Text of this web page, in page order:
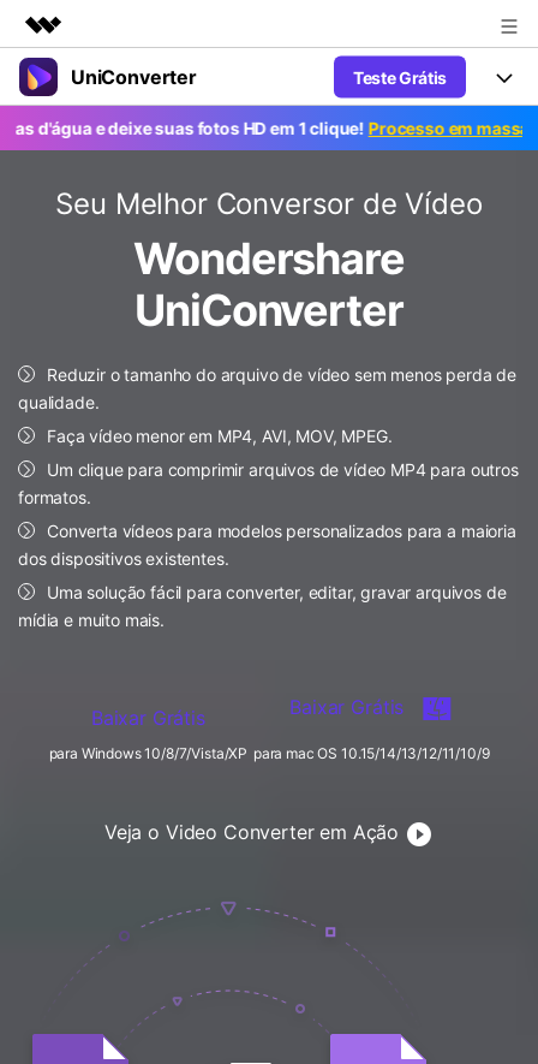
Produtos em destaque
Criatividade digital com IA generativa
Negócios
Visão geral
Sobre nós
Sala de imprensa
Suporte
UniConverter Teste Grátis
Productos
UniConverter-Conversor de Vídeo
UniConverter para Windows
UniConverter para Mac
AniSmall para Desktop
Características
Converter de voz em texto
texto para áudio e vídeo.
Aproveite recursos de conversão
poderosos e inteligentes.
Popular
IA Lab
Vídeo/Áudio
Ferramentas Online
Ofertas Educacionais
Usuários educacionais desfrutam
Usuários de Redes Sociais
Ajuda
Guia
Como usar o Wondershare UniConverter? Aprenda o guia
passo a passo abaixo.
FAQs
Todas as informações que você precisa para usar o
UniConverter.
UniConverter.
Especificaciones Técnicas
suportados pelo UniConverter.
Os produtos e atualizações mais recentes.
Atualize para a V17
Pesquisar
e deixe suas fotos HD em 1 clique!Processo em massa grátis.
Seu Melhor Conversor de Vídeo
Wondershare
UniConverter
Reduzir o tamanho do arquivo de vídeo sem menos perda de
qualidade.
Faça vídeo menor em MP4, AVI, MOV, MPEG.
Um clique para comprimir arquivos de vídeo MP4 para outros
formatos.
Converta vídeos para modelos personalizados para a maioria
dos dispositivos existentes.
Uma solução fácil para converter, editar, gravar arquivos de
mídia e muito mais.
Baixar Grátis
para Windows 10/8/7/Vista/XP
Baixar Grátis
para mac OS 10.15/14/13/12/11/10/9
Veja o Video Converter em Ação